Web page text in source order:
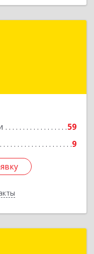
59
9
Боровичский р-н,
ул, дом № 6
Подробнее